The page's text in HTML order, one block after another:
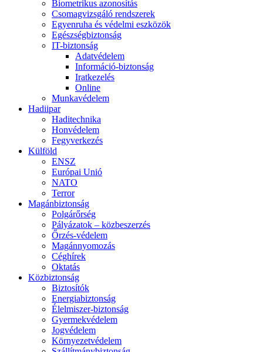
Biometrikus azonosítás
Csomagvizsgáló rendszerek
Egyenruha és védelmi eszközök
Egészségbiztonság
IT-biztonság
Adatvédelem
Információ-biztonság
Iratkezelés
Online
Munkavédelem
Hadiipar
Haditechnika
Honvédelem
Fegyverkezés
Külföld
ENSZ
Európai Unió
NATO
Terror
Magánbiztonság
Polgárőrség
Pályázatok – közbeszerzés
Őrzés-védelem
Magánnyomozás
Céghírek
Oktatás
Közbiztonság
Biztosítók
Energiabiztonság
Élelmiszer-biztonság
Gyermekvédelem
Jogvédelem
Környezetvédelem